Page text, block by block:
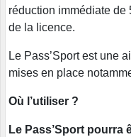
réduction immédiate de
de la licence.
Le Pass’Sport est une
mises en place
Où l’utiliser ?
Le Pass’Sport pourra